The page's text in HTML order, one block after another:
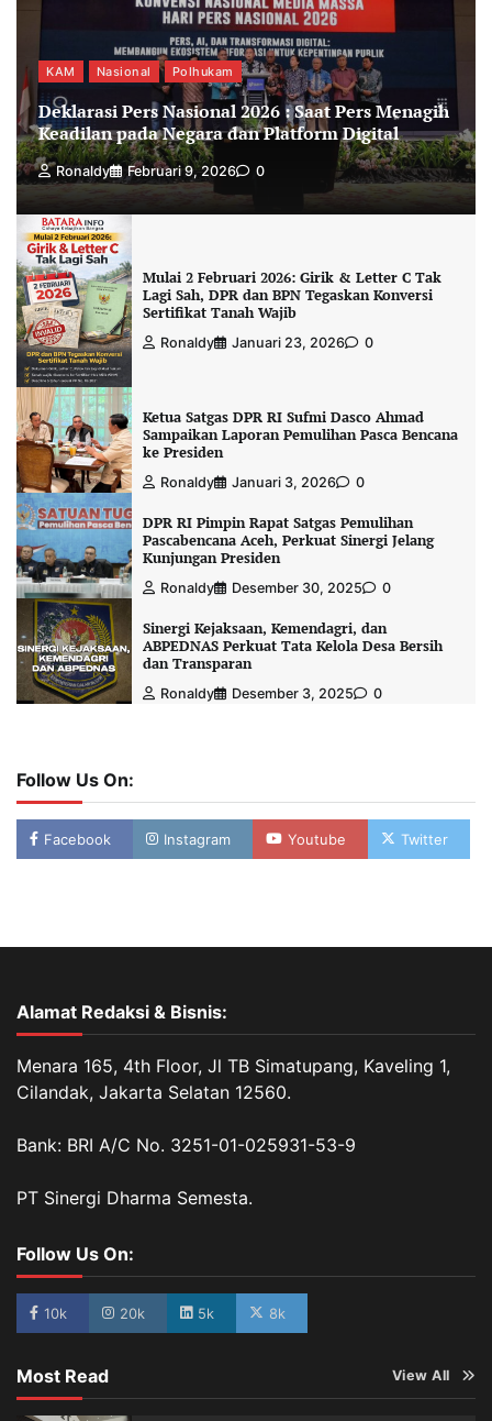
KAM Nasional Polhukam
Deklarasi Pers Nasional 2026 : Saat Pers Menagih
Keadilan pada Negara dan Platform Digital
Ronaldy Februari 9, 2026 0
Mulai 2 Februari 2026: Girik & Letter C Tak
Lagi Sah, DPR dan BPN Tegaskan Konversi
Sertifikat Tanah Wajib
Ronaldy Januari 23, 2026 0
Ketua Satgas DPR RI Sufmi Dasco Ahmad
Sampaikan Laporan Pemulihan Pasca Bencana
ke Presiden
Ronaldy Januari 3, 2026 0
DPR RI Pimpin Rapat Satgas Pemulihan
Pascabencana Aceh, Perkuat Sinergi Jelang
Kunjungan Presiden
Ronaldy Desember 30, 2025 0
Sinergi Kejaksaan, Kemendagri, dan
ABPEDNAS Perkuat Tata Kelola Desa Bersih
dan Transparan
Ronaldy Desember 3, 2025 0
Follow Us On:
Facebook Instagram Youtube Twitter
Alamat Redaksi & Bisnis:
Menara 165, 4th Floor, Jl TB Simatupang, Kaveling 1,
Cilandak, Jakarta Selatan 12560.
Bank: BRI A/C No. 3251-01-025931-53-9
PT Sinergi Dharma Semesta.
Follow Us On:
10k 20k 5k 8k
Most Read View All